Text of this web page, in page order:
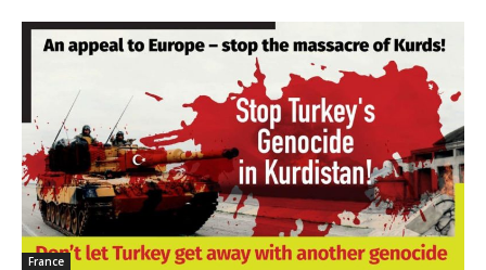
France